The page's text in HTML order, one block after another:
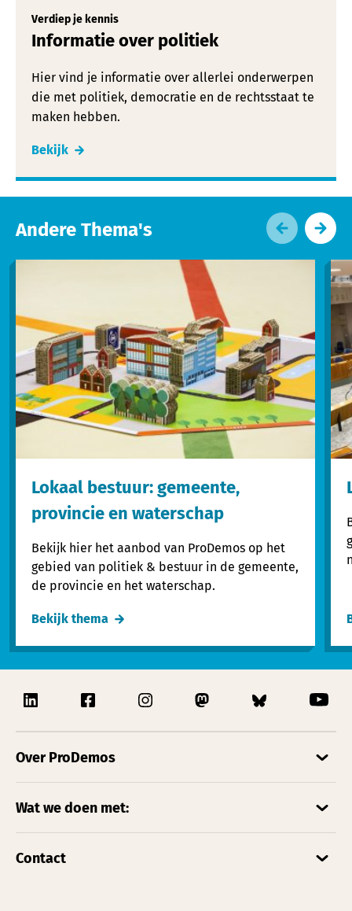
Verdiep je kennis
Informatie over politiek
Hier vind je informatie over allerlei onderwerpen
die met politiek, democratie en de rechtsstaat te
maken hebben.
Bekijk
Andere Thema's
Lokaal bestuur: gemeente,
provincie en waterschap
Bekijk hier het aanbod van ProDemos op het
gebied van politiek & bestuur in de gemeente,
de provincie en het waterschap.
Bekijk thema
Over ProDemos
Wat we doen met:
Contact